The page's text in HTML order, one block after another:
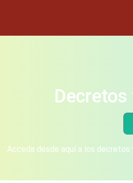
Acceda desde aquí a los